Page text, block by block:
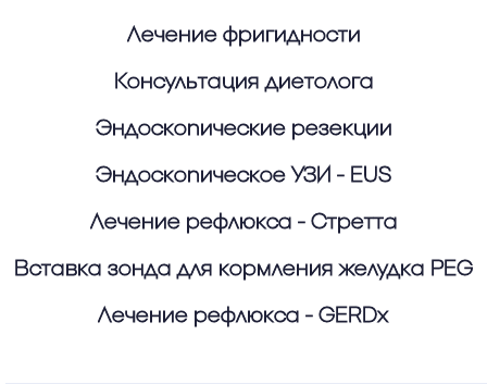
Лечение фригидности
Консультация диетолога
Эндоскопические резекции
Эндоскопическое УЗИ - EUS
Лечение рефлюкса - Стретта
Вставка зонда для кормления желудка PEG
Лечение рефлюкса - GERDx